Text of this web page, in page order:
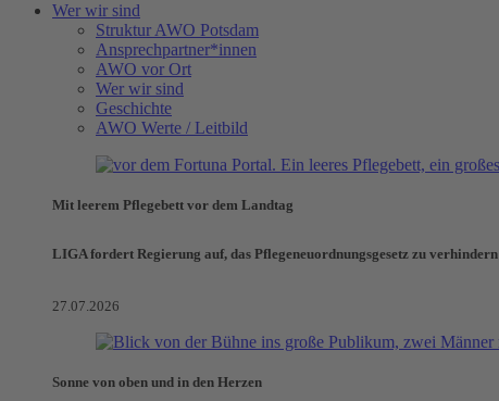
Wer wir sind
Struktur AWO Potsdam
Ansprechpartner*innen
AWO vor Ort
Wer wir sind
Geschichte
AWO Werte / Leitbild
Mit leerem Pflegebett vor dem Landtag
LIGA fordert Regierung auf, das Pflegeneuordnungsgesetz zu verhindern
27.07.2026
Sonne von oben und in den Herzen